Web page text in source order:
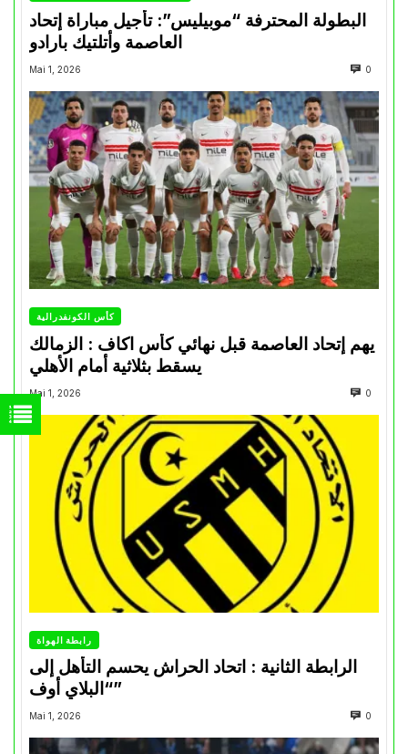
البطولة المحترفة “موبيليس”: تأجيل مباراة إتحاد
العاصمة وأتلتيك بارادو
Mai 1, 2026 0
كأس الكونفدرالية
يهم إتحاد العاصمة قبل نهائي كأس اكاف : الزمالك
Mai 1, 2026 0
رابطة الهواة
الرابطة الثانية : اتحاد الحراش يحسم التأهل إلى
“البلاي أوف”
Mai 1, 2026 0